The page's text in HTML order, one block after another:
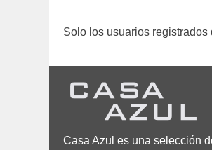
Solo los usuarios
Casa Azul es una selección